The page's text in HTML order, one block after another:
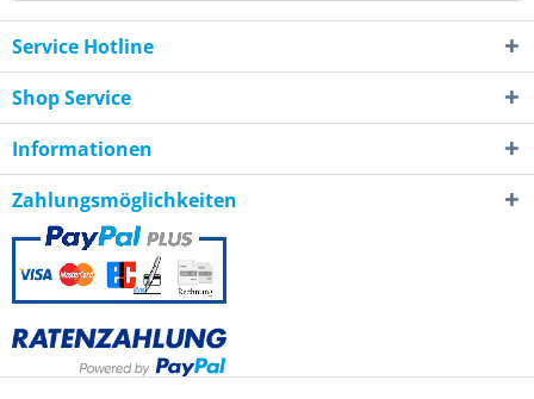
Service Hotline
Shop Service
Informationen
Zahlungsmöglichkeiten